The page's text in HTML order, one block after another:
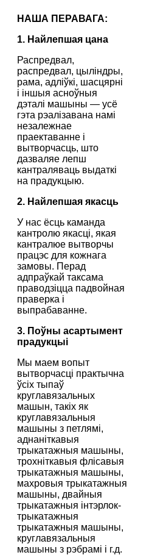
НАША ПЕРАВАГА:
1. Найлепшая цана
Распредвал,
распредвал, цыліндры,
рама, адліўкі, шасцярні
і іншыя асноўныя
дэталі машыны — усё
гэта рэалізавана намі
незалежнае
праектаванне і
вытворчасць, што
дазваляе лепш
кантраляваць выдаткі
на прадукцыю.
2. Найлепшая якасць
У нас ёсць каманда
кантролю якасці, якая
кантралюе вытворчы
працэс для кожнага
замовы. Перад
адпраўкай таксама
праводзіцца падвойная
праверка і
выпрабаванне.
3. Поўны асартымент
прадукцыі
Мы маем вопыт
вытворчасці практычна
ўсіх тыпаў
круглавязальных
машын, такіх як
круглавязальныя
машыны з петлямі,
аднаніткавыя
трыкатажныя машыны,
трохніткавыя флісавыя
трыкатажныя машыны,
махровыя трыкатажныя
машыны, двайныя
трыкатажныя інтэрлок-
трыкатажныя
трыкатажныя машыны,
круглавязальныя
машыны з рэбрамі і г.д.